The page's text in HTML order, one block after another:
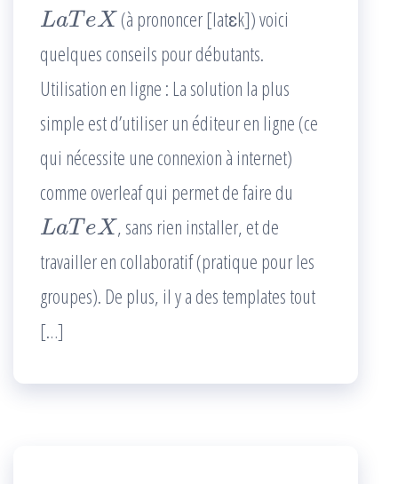
LaT eX(à prononcer [latɛk]) voici
quelques conseils pour débutants.
Utilisation en ligne : La solution la plus
simple est d’utiliser un éditeur en ligne (ce
qui nécessite une connexion à internet)
comme overleaf qui permet de faire du
LaT eX, sans rien installer, et de
travailler en collaboratif (pratique pour les
groupes). De plus, il y a des templates tout
[…]